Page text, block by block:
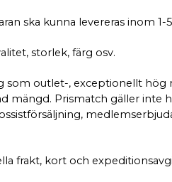
ska kunna levereras inom 1-
storlek, färg osv.
som outlet-, exceptionellt hög
mängd. Prismatch gäller inte
frakt, kort och